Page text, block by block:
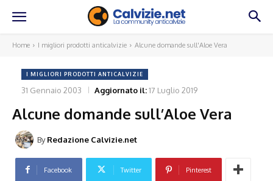
Home I migliori prodotti anticalvizie Alcune domande sull'Aloe Vera
I MIGLIORI PRODOTTI ANTICALVIZIE
31 Gennaio 2003 Aggiornato il:17 Luglio 2019
Alcune domande sull’Aloe Vera
By Redazione Calvizie.net
Facebook Twitter Pinterest